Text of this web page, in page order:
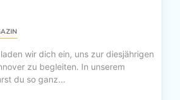
wir dich ein, uns zur diesjährigen
zu begleiten. In unserem
du so ganz...